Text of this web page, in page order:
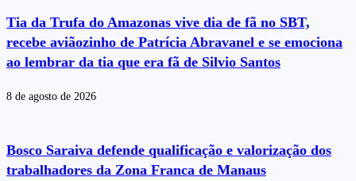
Tia da Trufa do Amazonas vive dia de fã no SBT,
recebe aviãozinho de Patrícia Abravanel e se emociona
ao lembrar da tia que era fã de Silvio Santos
8 de agosto de 2026
Bosco Saraiva defende qualificação e valorização dos
trabalhadores da Zona Franca de Manaus